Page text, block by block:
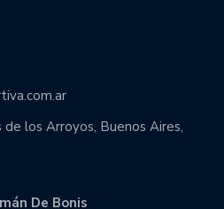
de los Arroyos, Buenos Aires,
De Bonis